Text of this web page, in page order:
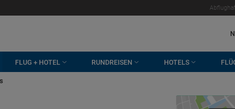
FLUG + HOTEL RUNDREISEN HOTELS